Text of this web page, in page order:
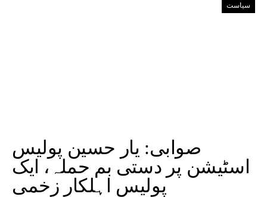
سیاست
صوابی: یار حسین پولیس
اسٹیشن پر دستی بم حملہ، ایک
پولیس اہلکار زخمی